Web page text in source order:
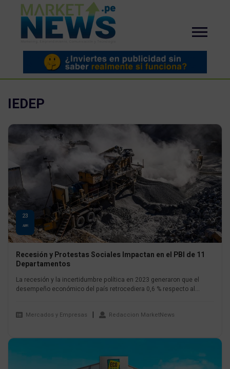
IEDEP
23
ABR
Recesión y Protestas Sociales Impactan en el PBI de 11
Departamentos
La recesión y la incertidumbre política en 2023 generaron que el
desempeño económico del país retrocediera 0,6 % respecto al...
Mercados y Empresas Redaccion MarketNews